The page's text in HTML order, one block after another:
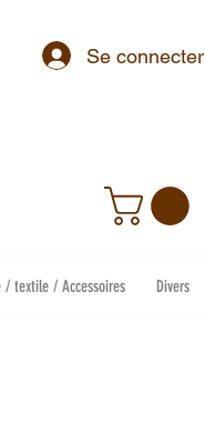
Se connecter
/ textile / Accessoires Divers